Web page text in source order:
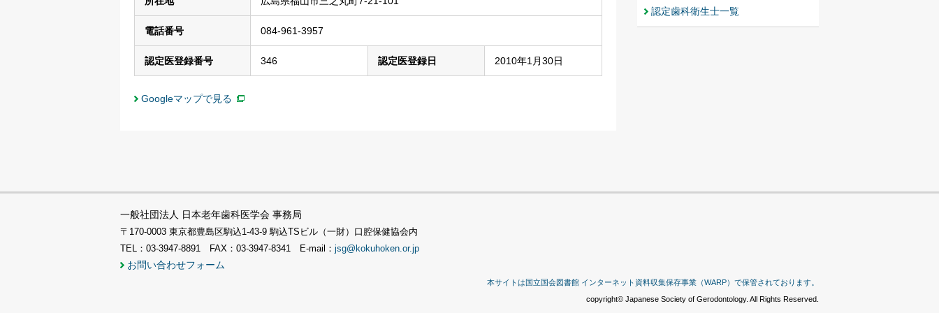
電話番号 084-961-3957
認定医登録番号 346 認定医登録日 2010年1月30日
Googleマップで見る
認定歯科衛生士一覧
一般社団法人 日本老年歯科医学会 事務局
〒170-0003 東京都豊島区駒込1-43-9 駒込TSビル（一財）口腔保健協会内
TEL：03-3947-8891 FAX：03-3947-8341 E-mail： jsg@kokuhoken.or.jp
お問い合わせフォーム
本サイトは国立国会図書館 インターネット資料収集保存事業（WARP）で保管されております。
copyright© Japanese Society of Gerodontology. All Rights Reserved.